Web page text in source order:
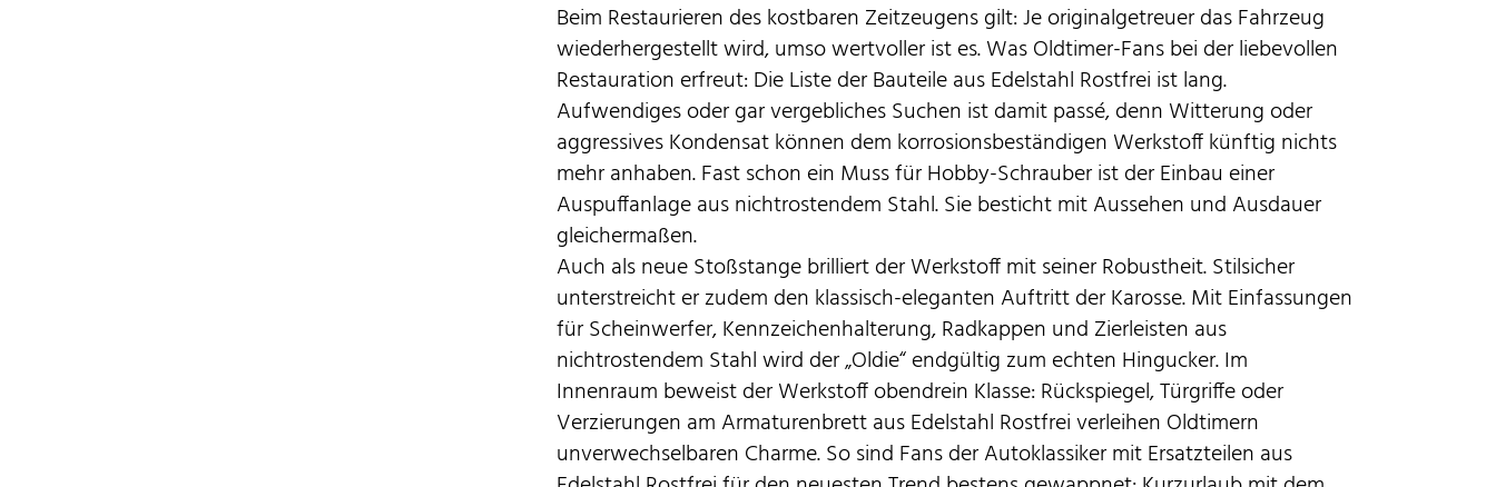
Beim Restaurieren des kostbaren Zeitzeugens gilt: Je originalgetreuer das Fahrzeug
wiederhergestellt wird, umso wertvoller ist es. Was Oldtimer-Fans bei der liebevollen
Restauration erfreut: Die Liste der Bauteile aus Edelstahl Rostfrei ist lang.
Aufwendiges oder gar vergebliches Suchen ist damit passé, denn Witterung oder
aggressives Kondensat können dem korrosionsbeständigen Werkstoff künftig nichts
mehr anhaben. Fast schon ein Muss für Hobby-Schrauber ist der Einbau einer
Auspuffanlage aus nichtrostendem Stahl. Sie besticht mit Aussehen und Ausdauer
gleichermaßen.
Auch als neue Stoßstange brilliert der Werkstoff mit seiner Robustheit. Stilsicher
unterstreicht er zudem den klassisch-eleganten Auftritt der Karosse. Mit Einfassungen
für Scheinwerfer, Kennzeichenhalterung, Radkappen und Zierleisten aus
nichtrostendem Stahl wird der „Oldie“ endgültig zum echten Hingucker. Im
Innenraum beweist der Werkstoff obendrein Klasse: Rückspiegel, Türgriffe oder
Verzierungen am Armaturenbrett aus Edelstahl Rostfrei verleihen Oldtimern
unverwechselbaren Charme. So sind Fans der Autoklassiker mit Ersatzteilen aus